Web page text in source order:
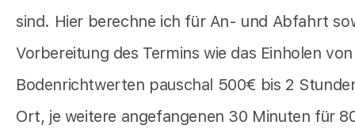
sind. Hier berechne ich für An- und Abfahrt
Vorbereitung des Termins wie das Einholen von
Bodenrichtwerten pauschal 500€ bis 2
Ort, je weitere angefangenen 30 Minuten für